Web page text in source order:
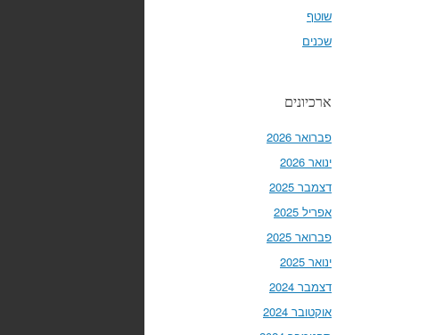
שוטף
שכנים
ארכיונים
פברואר 2026
ינואר 2026
דצמבר 2025
אפריל 2025
פברואר 2025
ינואר 2025
דצמבר 2024
אוקטובר 2024